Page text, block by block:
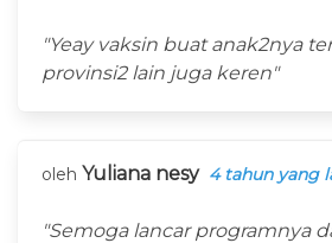
"Yeay vaksin buat anak2nya
provinsi2 lain juga keren"
oleh Yuliana nesy 4 tahun yang
"Semoga lancar programnya